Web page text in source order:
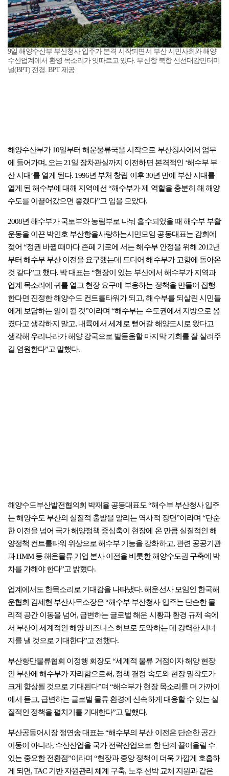
9일 해양수산부 부산청사 입주가 본격 시작되면서 부산 시민사회와 해양
수산업계에서 환영 목소리가 잇따르고 있다. 부산항 북항 신선대감만터미
널(BPT) 전경. BPT 제공
해양수산부가 10일부터 해운물류국을 시작으로 부산청사에서 업무
에 들어가며, 오는 21일 장차관실까지 이전하면 본격적인 ‘해수부 부
산 시대’를 열게 된다. 1996년 부처 창립 이후 30년 만에 부산 시대를
열게 된 해수부에 대해 지역에선 “해수부가 제 역할을 충분히 해 해양
수도를 이끌어갔으면 좋겠다”고 입을 모았다.
2008년 해수부가 국토부와 농림부로 나눠 흡수되었을 때 해수부 부활
운동을 이끈 박인호 부산항을사랑하는시민모임 공동대표는 감회에
젖어 “정권 바뀔 때마다 존폐 기로에 서는 해수부 안정을 위해 2012년
부터 해수부 부산 이전을 요구했는데 드디어 해수부가 고향에 돌아온
것 같다”고 했다. 박 대표는 “현장이 있는 부산에서 해수부가 지역과
업계 목소리에 귀를 열고 현장 요구에 부응하는 정책을 만들어 집행
한다면 진정한 해양수도 컨트롤타워가 되고, 해수부를 되살린 시민들
에게 보답하는 일이 될 것”이라며 “해수부는 수도권에서 지방으로 옮
겼다고 생각하지 말고, 내륙에서 세계로 뻗어갈 해양도시로 왔다고
생각해 우리나라가 해양 강국으로 발돋움할 마지막 기회를 잘 살려주
길 염원한다”고 말했다.
해양수도부산발전협의회 박재율 공동대표도 “해수부 부산청사 입주
는 해양수도 부산의 실질적 출발을 알리는 역사적 장면”이라며 “단순
한 이전을 넘어 국가 해양정책 중심축이 현장에 온 만큼 실질적인 해
양정책 컨트롤타워 위상으로 해수부 기능을 강화하고, 관련 공공기관
과 HMM 등 해운물류 기업 본사 이전을 비롯한 해양수도권 구축에 박
차를 가해야 한다”고 밝혔다.
업계에서도 한목소리로 기대감을 나타냈다. 해운선사 모임인 한국해
운협회 김세현 부산사무소장은 “해수부 부산청사 입주는 단순한 물
리적 공간 이동을 넘어, 급변하는 글로벌 해운 시황과 환경 규제 속에
서 부산이 세계적인 해양 비즈니스 허브로 도약하는 데 강력한 시너
지를 낼 것으로 기대한다”고 전했다.
부산항만물류협회 이정행 회장도 “세계적 물류 거점이자 해양 현장
인 부산에 해수부가 자리함으로써, 정책 결정 속도와 현장 밀착도가
크게 향상될 것으로 기대된다”며 “해수부가 현장 목소리를 더 가까이
에서 듣고, 급변하는 글로벌 물류 환경에 신속하게 대응할 수 있는 실
질적인 정책을 펼치기를 기대한다”고 말했다.
부산공동어시장 정연송 대표는 “해수부의 부산 이전은 단순한 공간
이동이 아니라, 수산산업을 국가 전략산업으로 한 단계 끌어올릴 수
있는 중요한 전환점”이라며 “현장과 중앙 정책이 더욱 가깝게 호흡하
게 되면, TAC 기반 자원관리 체계 구축, 노후 선박 교체 지원과 같은